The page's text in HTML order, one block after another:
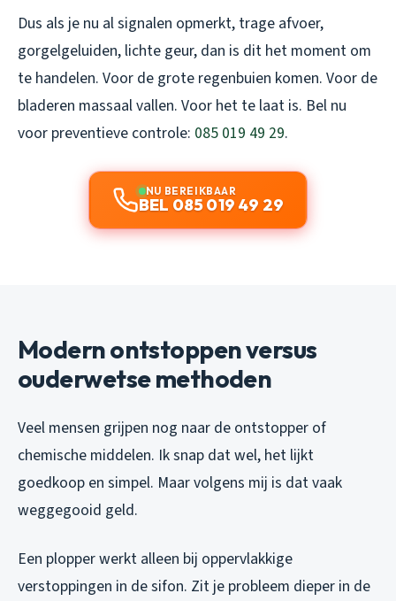
Dus als je nu al signalen opmerkt, trage afvoer,
gorgelgeluiden, lichte geur, dan is dit het moment om
te handelen. Voor de grote regenbuien komen. Voor de
bladeren massaal vallen. Voor het te laat is. Bel nu
voor preventieve controle: 085 019 49 29.
NU BEREIKBAAR
BEL 085 019 49 29
Modern ontstoppen versus
ouderwetse methoden
Veel mensen grijpen nog naar de ontstopper of
chemische middelen. Ik snap dat wel, het lijkt
goedkoop en simpel. Maar volgens mij is dat vaak
weggegooid geld.
Een plopper werkt alleen bij oppervlakkige
verstoppingen in de sifon. Zit je probleem dieper in de